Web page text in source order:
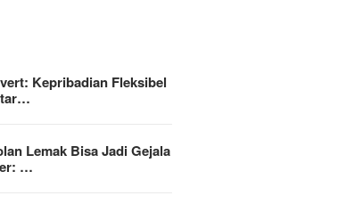
Kepribadian Fleksibel
Lemak Bisa Jadi Gejala
…